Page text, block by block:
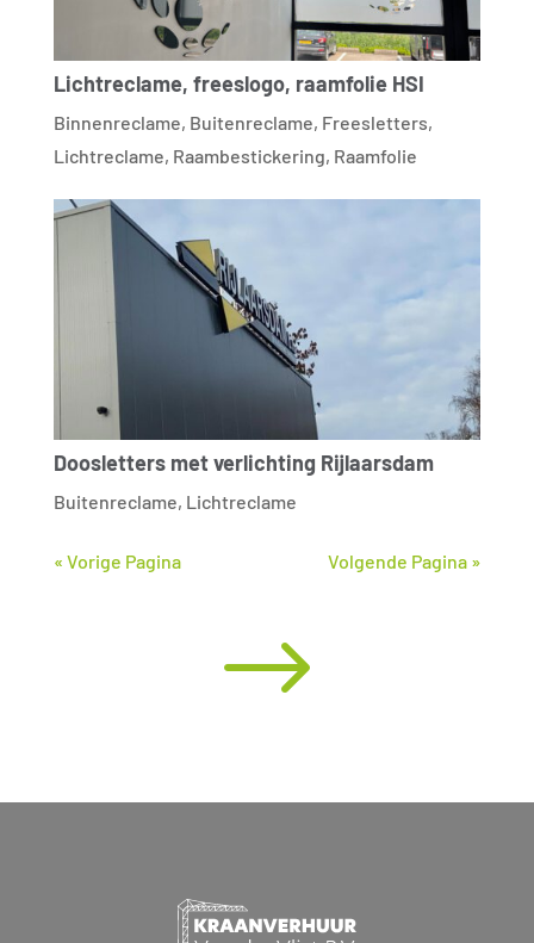
Lichtreclame, freeslogo, raamfolie HSI
Binnenreclame, Buitenreclame, Freesletters,
Lichtreclame, Raambestickering, Raamfolie
Doosletters met verlichting Rijlaarsdam
Buitenreclame, Lichtreclame
« Vorige Pagina Volgende Pagina »
$